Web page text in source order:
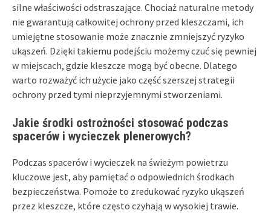
silne właściwości odstraszające. Chociaż naturalne metody
nie gwarantują całkowitej ochrony przed kleszczami, ich
umiejętne stosowanie może znacznie zmniejszyć ryzyko
ukąszeń. Dzięki takiemu podejściu możemy czuć się pewniej
w miejscach, gdzie kleszcze mogą być obecne. Dlatego
warto rozważyć ich użycie jako część szerszej strategii
ochrony przed tymi nieprzyjemnymi stworzeniami.
Jakie środki ostrożności stosować podczas
spacerów i wycieczek plenerowych?
Podczas spacerów i wycieczek na świeżym powietrzu
kluczowe jest, aby pamiętać o odpowiednich środkach
bezpieczeństwa. Pomoże to zredukować ryzyko ukąszeń
przez kleszcze, które często czyhają w wysokiej trawie.